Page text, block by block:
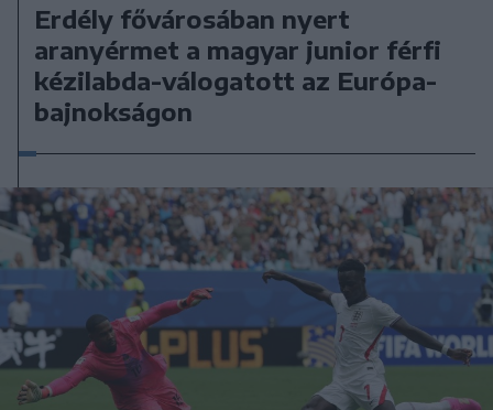
Erdély fővárosában nyert
aranyérmet a magyar junior férfi
kézilabda-válogatott az Európa-
bajnokságon